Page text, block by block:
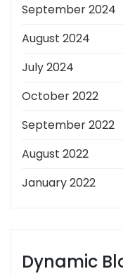
September 2024
August 2024
July 2024
October 2022
September 2022
August 2022
January 2022
Dynamic